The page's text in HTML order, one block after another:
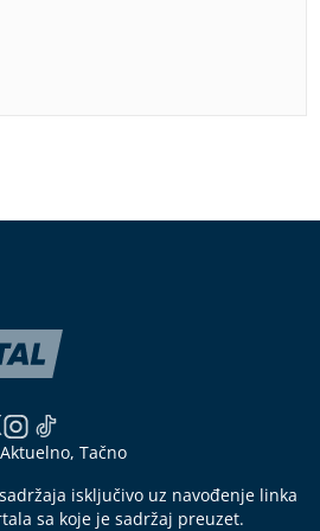
Tačno
isključivo uz navođenje linka
sa koje je sadržaj preuzet.